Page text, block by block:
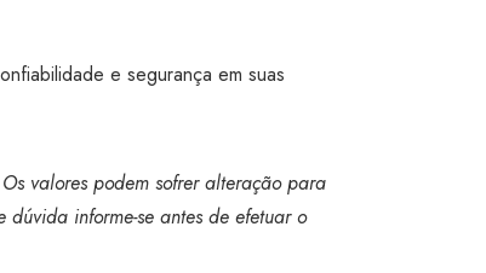
e segurança em suas
valores podem sofrer alteração para
informe-se antes de efetuar o